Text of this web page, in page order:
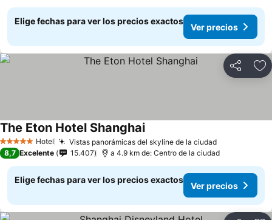
Elige fechas para ver los precios exactos
Ver precios
Compartir
5 Estrellas Hotel Vistas panorámicas del skyline de la ciudad
The Eton Hotel Shanghai
8,7 Excelente 15.407 a 4.9 km de: Centro de la ciudad
Elige fechas para ver los precios exactos
Ver precios